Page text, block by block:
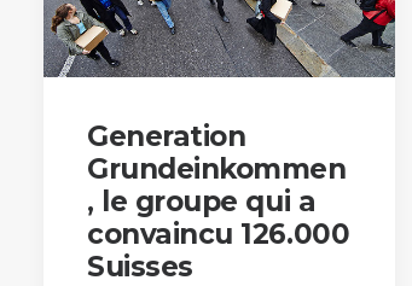
Generation
Grundeinkommen
, le groupe qui a
convaincu 126.000
Suisses